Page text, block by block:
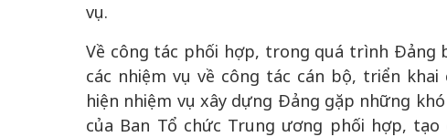
vụ.
Về công tác phối hợp, trong quá trình Đảng
các nhiệm vụ về công tác cán bộ, triển
hiện nhiệm vụ xây dựng Đảng gặp những
của Ban Tổ chức Trung ương phối hợp,